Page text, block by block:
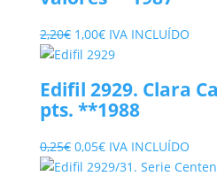
2,20€ El
precio
era:
2,20€.
1,00€El
precio
es:
1,00€.
IVA INCLUÍDO
Edifil 2929. Clara
pts. **1988
0,25€ El
precio
0,05€El
precio
IVA INCLUÍDO